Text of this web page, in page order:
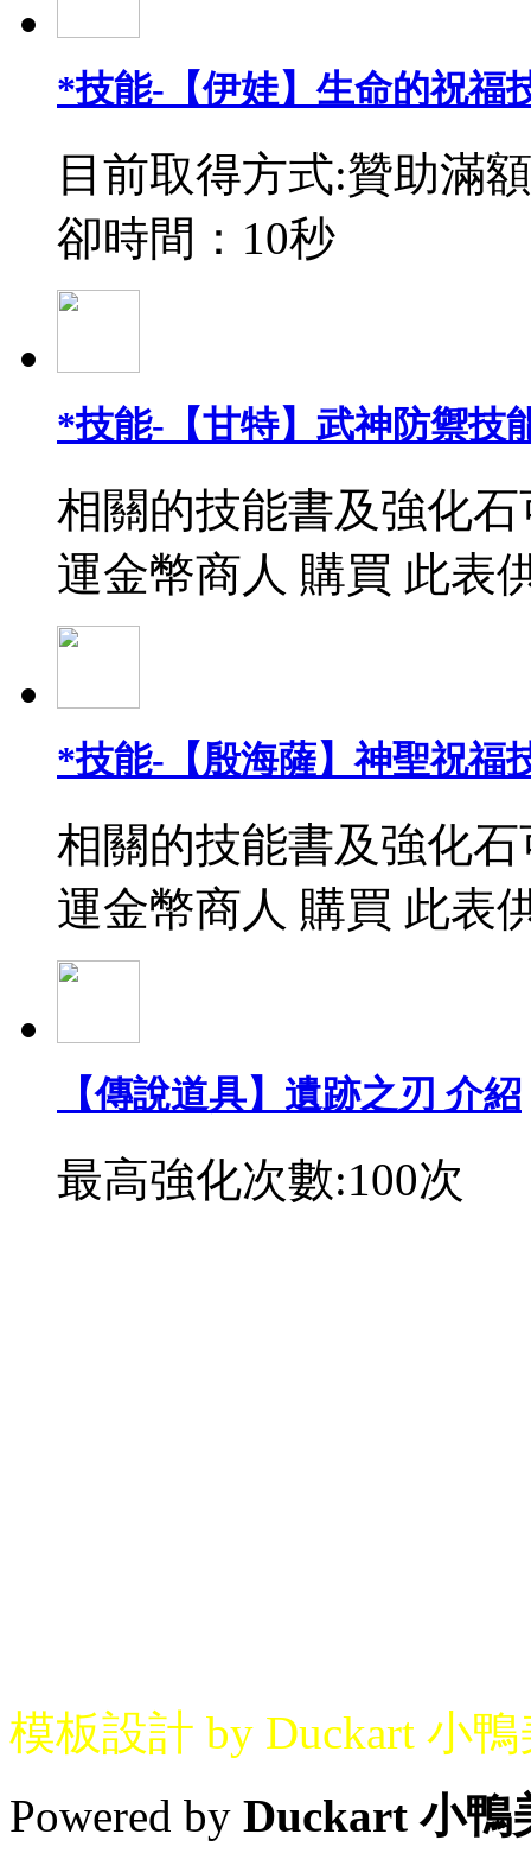
*技能-【伊娃】生命的祝福
目前取得方式:贊助滿
卻時間：10秒
*技能-【甘特】武神防禦技
相關的技能書及強化
運金幣商人 購買 此表
*技能-【殷海薩】神聖祝福
相關的技能書及強化
運金幣商人 購買 此表
【傳說道具】遺跡之刃 介紹
最高強化次數:100次
模板設計 by Duckart 小
Powered by Duckart 小鴨